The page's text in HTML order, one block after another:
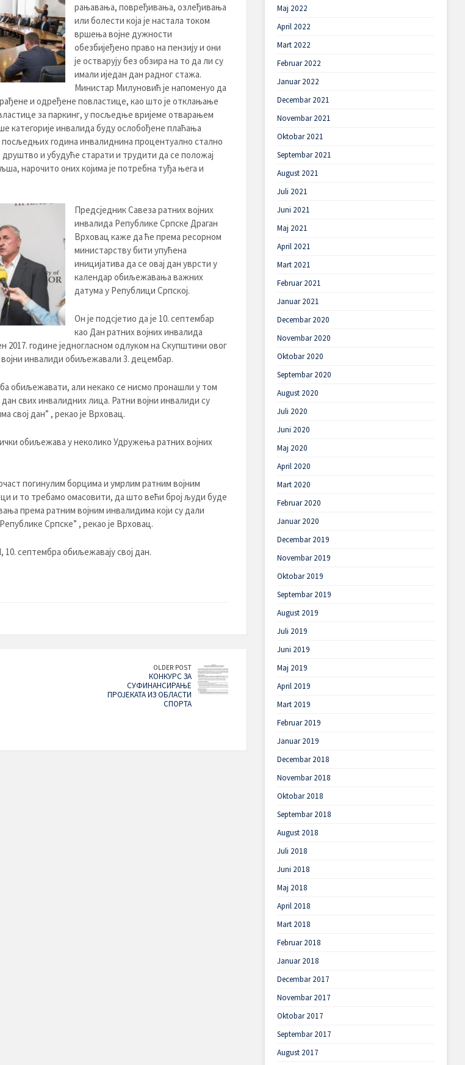
рањавања, повређивања, озлеђивања
или болести која је настала током
вршења војне дужности
обезбијеђено право на пензију и они
је остварују без обзира на то да ли су
имали иједан дан радног стажа.
Министар Милуновић је напоменуо да
и одређене повластице, као што је отклањање
за паркинг, у посљедње вријеме отварањем
категорије инвалида буду ослобођене плаћања
посљедњих година инвалиднина процентуално стално
друштво и убудуће старати и трудити да се положај
нарочито оних којима је потребна туђа њега и
Предсједник Савеза ратних војних
инвалида Републике Српске Драган
Врховац каже да ће према ресорном
министарству бити упућена
иницијатива да се овај дан уврсти у
календар обиљежавања важних
датума у Републици Српској.
Он је подсјетио да је 10. септембар
као Дан ратних војних инвалида
2017. године једногласном одлуком на Скупштини овог
инвалиди обиљежавали 3. децембар.
обиљежавати, али некако се нисмо пронашли у том
свих инвалидних лица. Ратни војни инвалиди су
свој дан” , рекао је Врховац.
обиљежава у неколико Удружења ратних војних
погинулим борцима и умрлим ратним војним
и то требамо омасовити, да што већи број људи буде
према ратним војним инвалидима који су дали
Српске” , рекао је Врховац.
10. септембра обиљежавају свој дан.
OLDER POST
КОНКУРС ЗА
СУФИНАНСИРАЊЕ
ПРОЈЕКАТА ИЗ ОБЛАСТИ
СПОРТА
Maj 2022
April 2022
Mart 2022
Februar 2022
Januar 2022
Decembar 2021
Novembar 2021
Oktobar 2021
Septembar 2021
August 2021
Juli 2021
Juni 2021
Maj 2021
April 2021
Mart 2021
Februar 2021
Januar 2021
Decembar 2020
Novembar 2020
Oktobar 2020
Septembar 2020
August 2020
Juli 2020
Juni 2020
Maj 2020
April 2020
Mart 2020
Februar 2020
Januar 2020
Decembar 2019
Novembar 2019
Oktobar 2019
Septembar 2019
August 2019
Juli 2019
Juni 2019
Maj 2019
April 2019
Mart 2019
Februar 2019
Januar 2019
Decembar 2018
Novembar 2018
Oktobar 2018
Septembar 2018
August 2018
Juli 2018
Juni 2018
Maj 2018
April 2018
Mart 2018
Februar 2018
Januar 2018
Decembar 2017
Novembar 2017
Oktobar 2017
Septembar 2017
August 2017